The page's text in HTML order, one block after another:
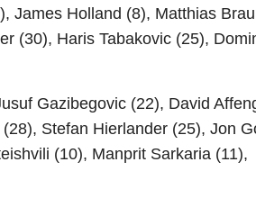
James Holland (8), Matthias
(30), Haris Tabakovic (25),
Gazibegovic (22), David
Stefan Hierlander (25), Jon
(10), Manprit Sarkaria (11),